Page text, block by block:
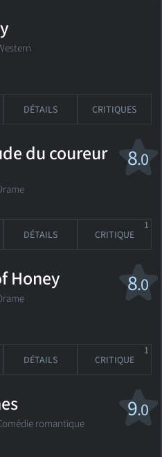
DÉTAILS CRITIQUES
8.0
du coureur
DÉTAILS CRITIQUE
1
8.0
Honey
DÉTAILS CRITIQUE
1
9.0
romantique